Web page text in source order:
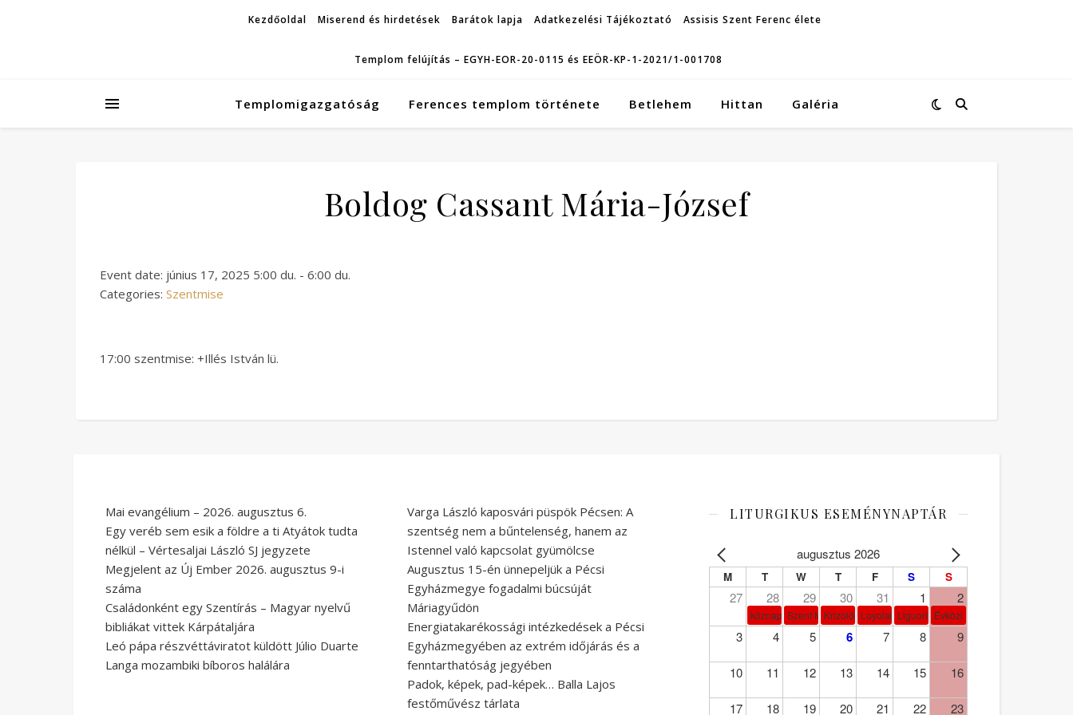
Kezdőoldal Miserend és hirdetések Barátok lapja Adatkezelési Tájékoztató Assisis Szent Ferenc élete
Templom felújítás – EGYH-EOR-20-0115 és EEÖR-KP-1-2021/1-001708
Templomigazgatóság Ferences templom története Betlehem Hittan Galéria
Boldog Cassant Mária-József
Event date: június 17, 2025 5:00 du. - 6:00 du.
Categories: Szentmise
17:00 szentmise: +Illés István lü.
Mai evangélium – 2026. augusztus 6.
Egy veréb sem esik a földre a ti Atyátok tudta
nélkül – Vértesaljai László SJ jegyzete
Megjelent az Új Ember 2026. augusztus 9-i
száma
Családonként egy Szentírás – Magyar nyelvű
bibliákat vittek Kárpátaljára
Leó pápa részvéttáviratot küldött Júlio Duarte
Langa mozambiki bíboros halálára
Varga László kaposvári püspök Pécsen: A
szentség nem a bűntelenség, hanem az
Istennel való kapcsolat gyümölcse
Augusztus 15-én ünnepeljük a Pécsi
Egyházmegye fogadalmi búcsúját
Máriagyűdön
Energiatakarékossági intézkedések a Pécsi
Egyházmegyében az extrém időjárás és a
fenntarthatóság jegyében
Padok, képek, pad-képek… Balla Lajos
festőművész tárlata
LITURGIKUS ESEMÉNYNAPTÁR
augusztus 2026
M T W T F S S
27 28 29 30 31 1 2
köznap Szent Márta, Mária és Lázár
Krizológ Szent Péter
Loyolai Szent Ignác
Liguori Szent Alfonz pk-et.
Évközi 18. vasárnap
3 4 5 6 7 8 9
10 11 12 13 14 15 16
17 18 19 20 21 22 23